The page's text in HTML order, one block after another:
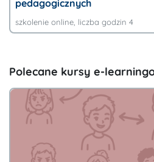
pedagogicznych
szkolenie online, liczba godzin 4
Pomiń Polecane kursy e-learningowe
Polecane kursy e-